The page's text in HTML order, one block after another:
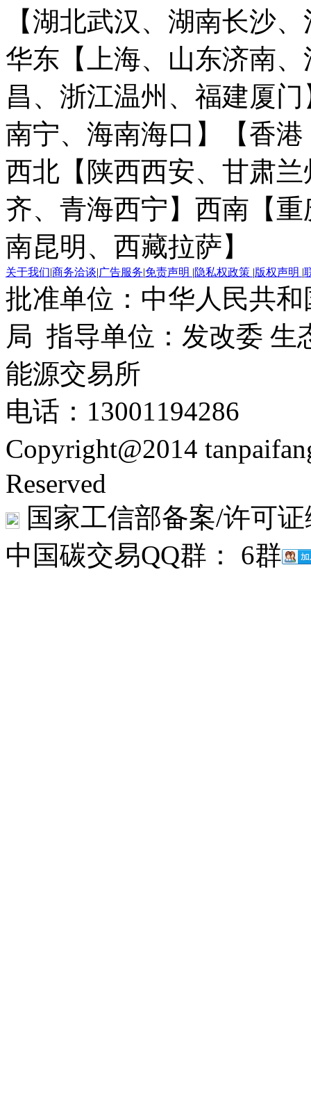
【湖北武汉、湖南长沙
华东【上海、山东济南
昌、浙江温州、福建厦门
南宁、海南海口】
【香
西北【陕西西安、甘肃
齐、青海西宁】 西南【
南昆明、西藏拉萨】
关于我们|商务洽谈|广告服务|免责声明 |隐私权政策 |版权声明 |
批准单位：中华人民共
局 指导单位：发改委 生
能源交易所
电话：13001194286
Copyright@2014
Reserved
国家工信部备案/许可
中国碳交易QQ群： 6群